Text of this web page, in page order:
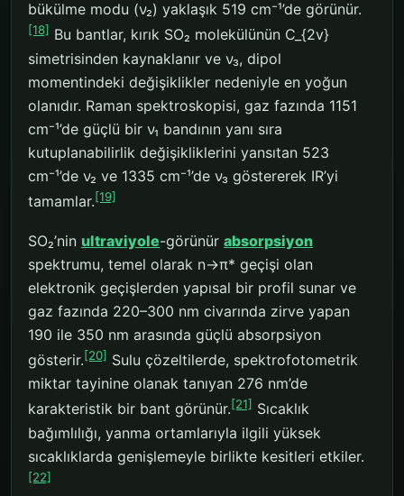
bükülme modu (ν₂) yaklaşık 519 cm⁻¹’de görünür.
[18] Bu bantlar, kırık SO₂ molekülünün C_{2v}
simetrisinden kaynaklanır ve ν₃, dipol
momentindeki değişiklikler nedeniyle en yoğun
olanıdır. Raman spektroskopisi, gaz fazında 1151
cm⁻¹’de güçlü bir ν₁ bandının yanı sıra
kutuplanabilirlik değişikliklerini yansıtan 523
cm⁻¹’de ν₂ ve 1335 cm⁻¹’de ν₃ göstererek IR’yi
tamamlar.[19]
SO₂’nin ultraviyole-görünür absorpsiyon
spektrumu, temel olarak n→π* geçişi olan
elektronik geçişlerden yapısal bir profil sunar ve
gaz fazında 220–300 nm civarında zirve yapan
190 ile 350 nm arasında güçlü absorpsiyon
gösterir.[20] Sulu çözeltilerde, spektrofotometrik
miktar tayinine olanak tanıyan 276 nm’de
karakteristik bir bant görünür.[21] Sıcaklık
bağımlılığı, yanma ortamlarıyla ilgili yüksek
sıcaklıklarda genişlemeyle birlikte kesitleri etkiler.
[22]